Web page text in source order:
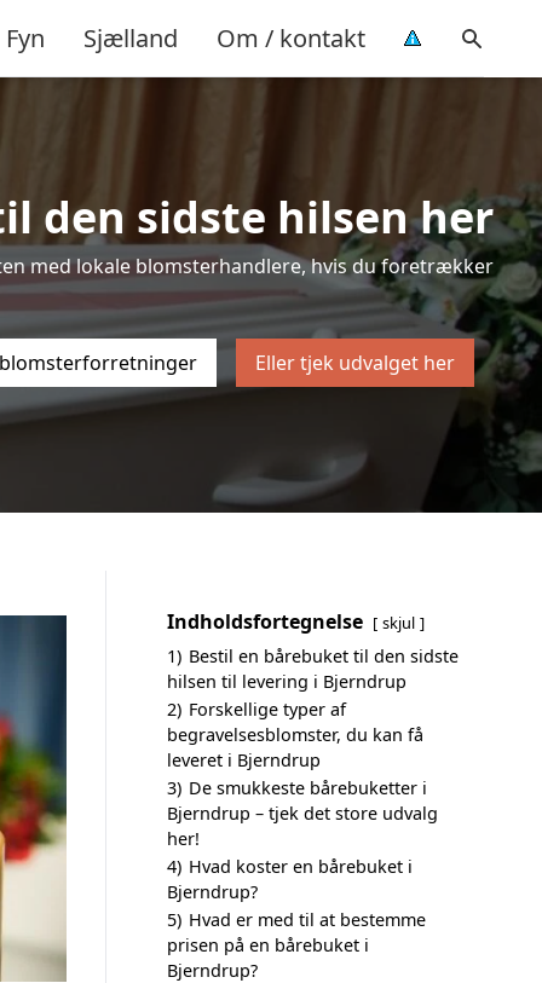
Fyn Sjælland Om / kontakt
den sidste hilsen her
med lokale blomsterhandlere, hvis du foretrækker
Eller tjek udvalget her
Indholdsfortegnelse skjul
1) Bestil en bårebuket til den sidste
hilsen til levering i Bjerndrup
2) Forskellige typer af
begravelsesblomster, du kan få
leveret i Bjerndrup
3) De smukkeste bårebuketter i
Bjerndrup – tjek det store udvalg
her!
4) Hvad koster en bårebuket i
Bjerndrup?
5) Hvad er med til at bestemme
prisen på en bårebuket i
Bjerndrup?